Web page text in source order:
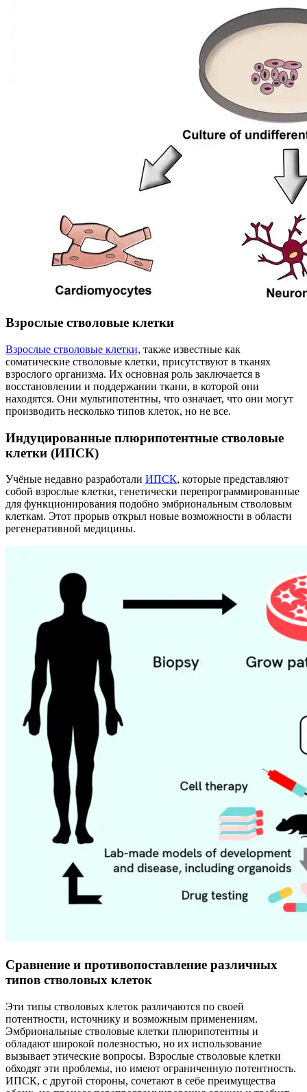
Взрослые стволовые клетки
Взрослые стволовые клетки, также известные как
соматические стволовые клетки, присутствуют в тканях
взрослого организма. Их основная роль заключается в
восстановлении и поддержании ткани, в которой они
находятся. Они мультипотентны, что означает, что они могут
производить несколько типов клеток, но не все.
Индуцированные плюрипотентные стволовые
клетки (ИПСК)
Учёные недавно разработали ИПСК, которые представляют
собой взрослые клетки, генетически перепрограммированные
для функционирования подобно эмбриональным стволовым
клеткам. Этот прорыв открыл новые возможности в области
регенеративной медицины.
Сравнение и противопоставление различных
типов стволовых клеток
Эти типы стволовых клеток различаются по своей
потентности, источнику и возможным применениям.
Эмбриональные стволовые клетки плюрипотентны и
обладают широкой полезностью, но их использование
вызывает этические вопросы. Взрослые стволовые клетки
обходят эти проблемы, но имеют ограниченную потентность.
ИПСК, с другой стороны, сочетают в себе преимущества